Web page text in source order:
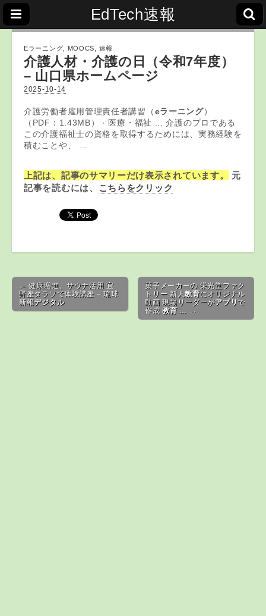
EdTech速報
Eラーニング MOOCS 速報
介護人材・介護の日（令和7年度）
– 山口県ホームページ
2025-10-14
介護労働者雇用管理責任者講習（eラーニング）
（PDF：1.43MB） · 医療・福祉 ... 介護のプロである
この介護福祉士の資格を取得するためには、実務経験を
積むことや、 ...
上記は、記事のサマリーだけ表示されています。
元
記事を読むには、 こちらをクリック
Post navigation
← 健康増進、サウナ活用 宜
野座タラソで体験講座 – 琉球
新報デジタル
菓子メーカーの 栄光堂ファク
トリー 新人教育にオリジナル
動画 現場リーダーがアプリで
作成教育… →